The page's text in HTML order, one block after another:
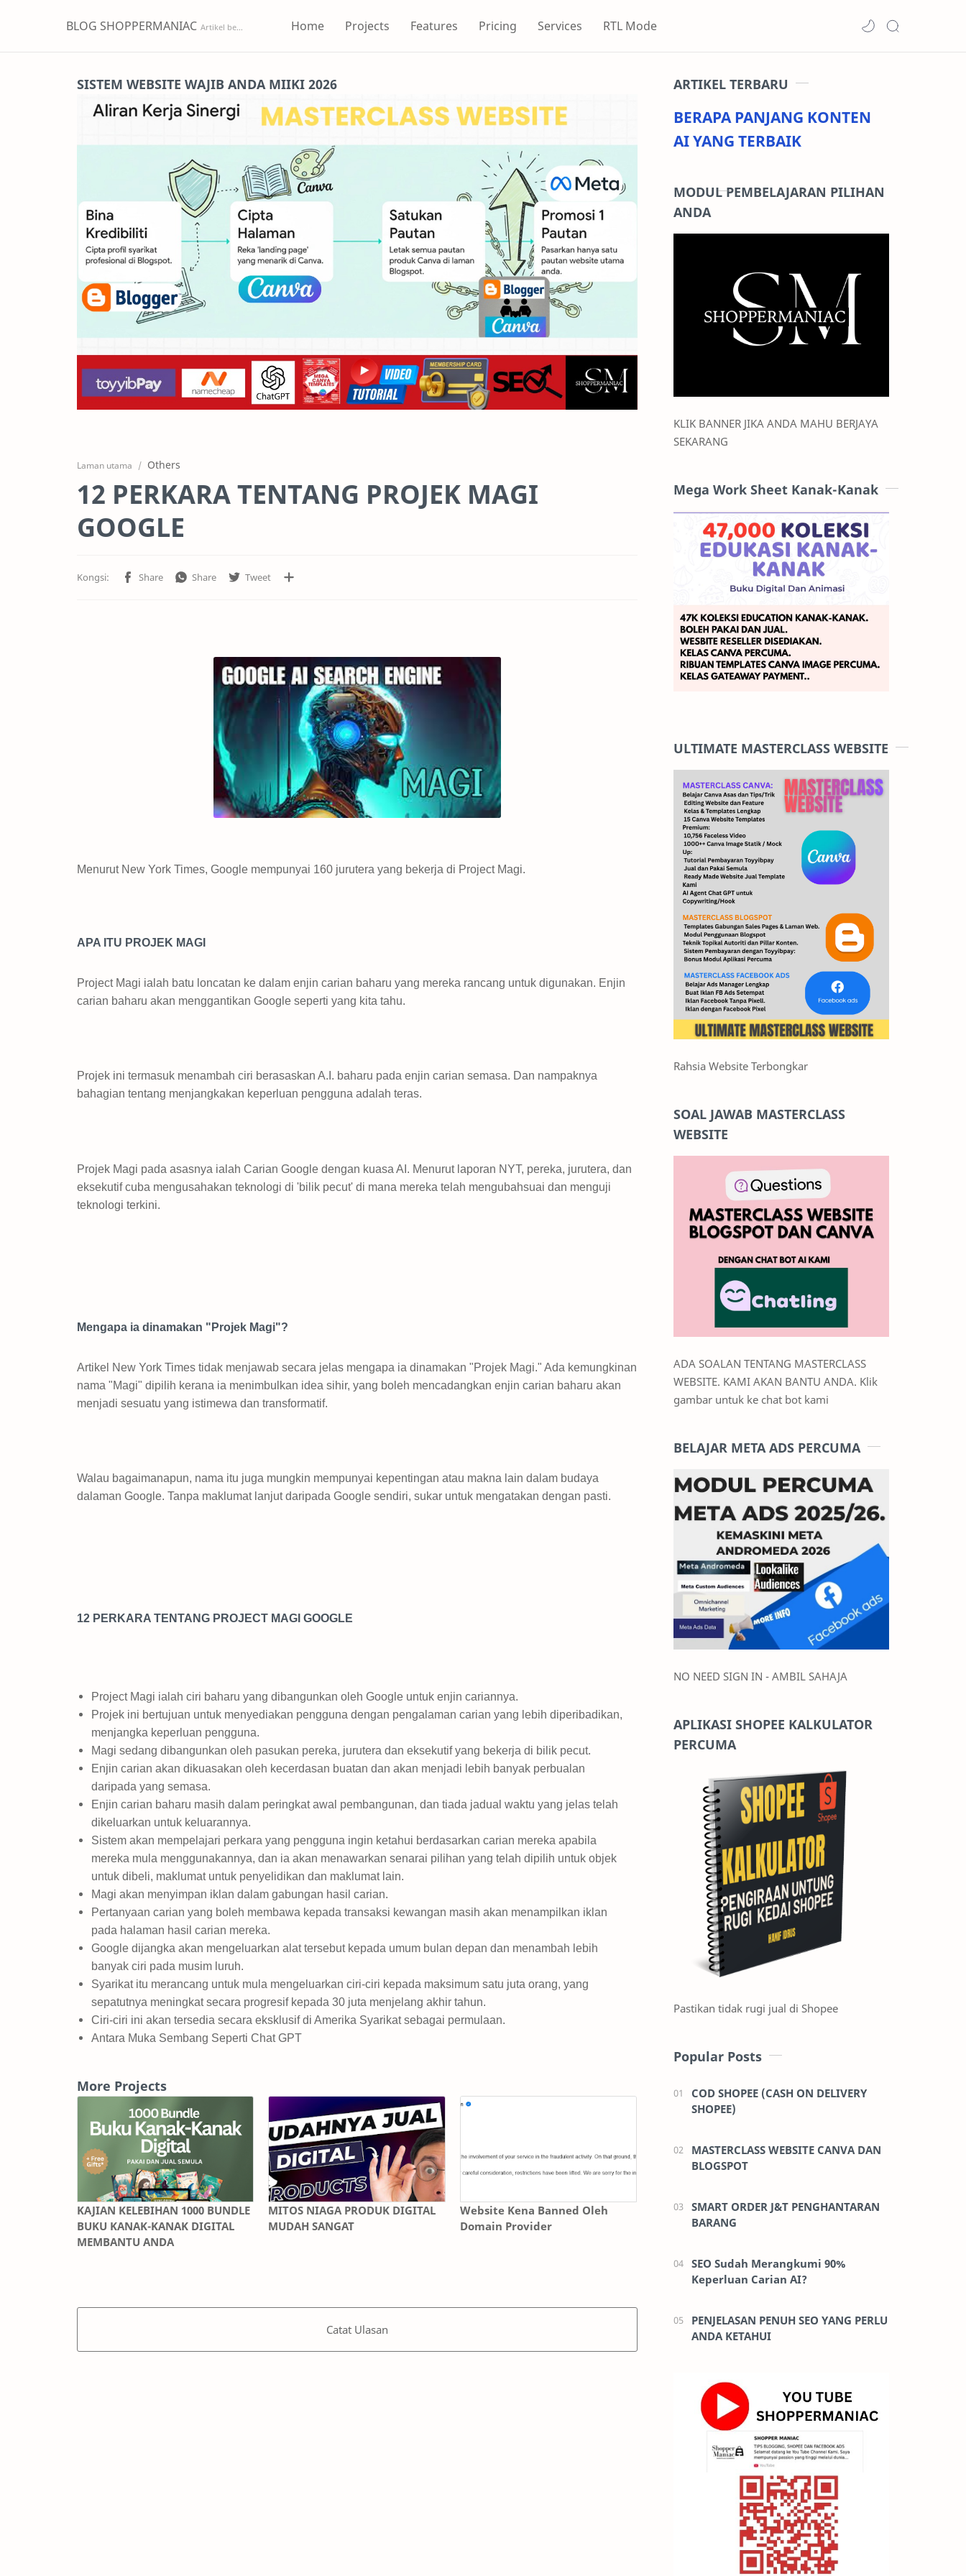
BLOG SHOPPERMANIAC Home Projects Features Pricing Services RTL Mode
SISTEM WEBSITE WAJIB ANDA MIIKI 2026
Laman utama Others
12 PERKARA TENTANG PROJEK MAGI
GOOGLE
Menurut New York Times, Google mempunyai 160 jurutera yang bekerja di Project Magi.
APA ITU PROJEK MAGI
Project Magi ialah batu loncatan ke dalam enjin carian baharu yang mereka rancang untuk digunakan. Enjin
carian baharu akan menggantikan Google seperti yang kita tahu.
Projek ini termasuk menambah ciri berasaskan A.I. baharu pada enjin carian semasa. Dan nampaknya
bahagian tentang menjangkakan keperluan pengguna adalah teras.
Projek Magi pada asasnya ialah Carian Google dengan kuasa AI. Menurut laporan NYT, pereka, jurutera, dan
eksekutif cuba mengusahakan teknologi di 'bilik pecut' di mana mereka telah mengubahsuai dan menguji
teknologi terkini.
Mengapa ia dinamakan "Projek Magi"?
Artikel New York Times tidak menjawab secara jelas mengapa ia dinamakan "Projek Magi." Ada kemungkinan
nama "Magi" dipilih kerana ia menimbulkan idea sihir, yang boleh mencadangkan enjin carian baharu akan
menjadi sesuatu yang istimewa dan transformatif.
Walau bagaimanapun, nama itu juga mungkin mempunyai kepentingan atau makna lain dalam budaya
dalaman Google. Tanpa maklumat lanjut daripada Google sendiri, sukar untuk mengatakan dengan pasti.
12 PERKARA TENTANG PROJECT MAGI GOOGLE
Project Magi ialah ciri baharu yang dibangunkan oleh Google untuk enjin cariannya.
Projek ini bertujuan untuk menyediakan pengguna dengan pengalaman carian yang lebih diperibadikan,
menjangka keperluan pengguna.
Magi sedang dibangunkan oleh pasukan pereka, jurutera dan eksekutif yang bekerja di bilik pecut.
Enjin carian akan dikuasakan oleh kecerdasan buatan dan akan menjadi lebih banyak perbualan
daripada yang semasa.
Enjin carian baharu masih dalam peringkat awal pembangunan, dan tiada jadual waktu yang jelas telah
dikeluarkan untuk keluarannya.
Sistem akan mempelajari perkara yang pengguna ingin ketahui berdasarkan carian mereka apabila
mereka mula menggunakannya, dan ia akan menawarkan senarai pilihan yang telah dipilih untuk objek
untuk dibeli, maklumat untuk penyelidikan dan maklumat lain.
Magi akan menyimpan iklan dalam gabungan hasil carian.
Pertanyaan carian yang boleh membawa kepada transaksi kewangan masih akan menampilkan iklan
pada halaman hasil carian mereka.
Google dijangka akan mengeluarkan alat tersebut kepada umum bulan depan dan menambah lebih
banyak ciri pada musim luruh.
Syarikat itu merancang untuk mula mengeluarkan ciri-ciri kepada maksimum satu juta orang, yang
sepatutnya meningkat secara progresif kepada 30 juta menjelang akhir tahun.
Ciri-ciri ini akan tersedia secara eksklusif di Amerika Syarikat sebagai permulaan.
Antara Muka Sembang Seperti Chat GPT
More Projects
KAJIAN KELEBIHAN 1000 BUNDLE
BUKU KANAK-KANAK DIGITAL
MEMBANTU ANDA
MITOS NIAGA PRODUK DIGITAL
MUDAH SANGAT
Website Kena Banned Oleh
Domain Provider
Catat Ulasan
ARTIKEL TERBARU
BERAPA PANJANG KONTEN
AI YANG TERBAIK
MODUL PEMBELAJARAN PILIHAN
ANDA
KLIK BANNER JIKA ANDA MAHU BERJAYA
SEKARANG
Mega Work Sheet Kanak-Kanak
ULTIMATE MASTERCLASS WEBSITE
Rahsia Website Terbongkar
SOAL JAWAB MASTERCLASS
WEBSITE
ADA SOALAN TENTANG MASTERCLASS
WEBSITE. KAMI AKAN BANTU ANDA. Klik
gambar untuk ke chat bot kami
BELAJAR META ADS PERCUMA
NO NEED SIGN IN - AMBIL SAHAJA
APLIKASI SHOPEE KALKULATOR
PERCUMA
Pastikan tidak rugi jual di Shopee
Popular Posts
COD SHOPEE (CASH ON DELIVERY
SHOPEE)
MASTERCLASS WEBSITE CANVA DAN
BLOGSPOT
SMART ORDER J&T PENGHANTARAN
BARANG
SEO Sudah Merangkumi 90%
Keperluan Carian AI?
PENJELASAN PENUH SEO YANG PERLU
ANDA KETAHUI